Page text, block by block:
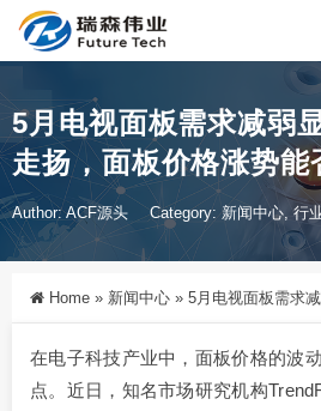
5月电视面板需求减弱
走扬，面板价格涨势能
Author: ACF源头 Category: 新闻中心, 行
Home » 新闻中心 » 5月电视面板需求减弱显示器
在电子科技产业中，面板价格的波
点。近日，知名市场研究机构